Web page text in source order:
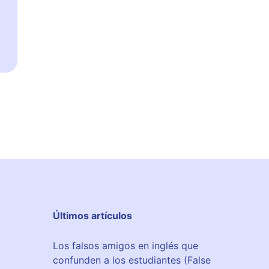
Últimos artículos
Los falsos amigos en inglés que
confunden a los estudiantes (False